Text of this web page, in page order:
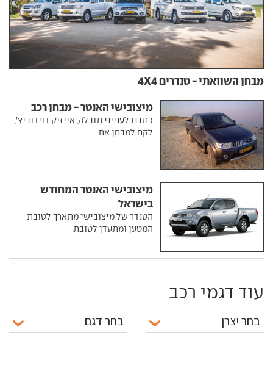
מבחן השוואתי - טנדרים 4X4
מיצובישי האנטר - מבחן רכב
כתבנו לענייני תובלה, אייזיק דוידוביץ',
לקח למבחן את
מיצובישי האנטר המחודש
בישראל
הטנדר של מיצובישי מתארך לטובת
המטען ומתעדן לטובת
עוד דגמי רכב